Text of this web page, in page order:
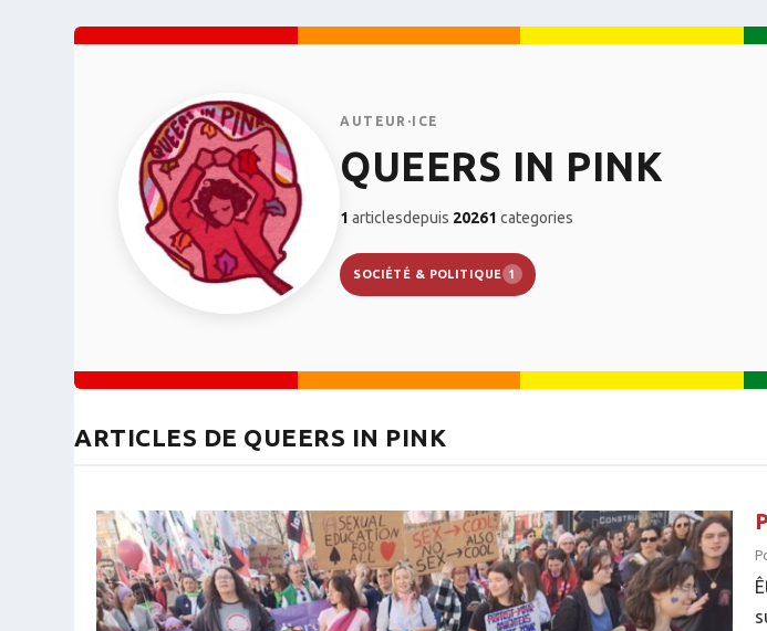
AUTEUR·ICE
QUEERS IN PINK
1 articlesdepuis 20261 categories
SOCIÉTÉ & POLITIQUE 1
ARTICLES DE QUEERS IN PINK